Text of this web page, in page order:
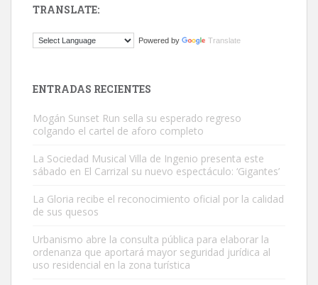
El ayuntamiento se va a llevar a Los Gatos callejeros de la zona los
Este gato macho ha aparecido en la calle hace menos de un mes,
Leales.org » Gran Canaria | 9.7.2025
TRANSLATE:
Powered by Translate
ENTRADAS RECIENTES
Mogán Sunset Run sella su esperado regreso
colgando el cartel de aforo completo
La Sociedad Musical Villa de Ingenio presenta este
sábado en El Carrizal su nuevo espectáculo: ‘Gigantes’
La Gloria recibe el reconocimiento oficial por la calidad
de sus quesos
Urbanismo abre la consulta pública para elaborar la
ordenanza que aportará mayor seguridad jurídica al
uso residencial en la zona turística